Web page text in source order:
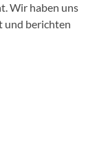
Wir haben uns
und berichten